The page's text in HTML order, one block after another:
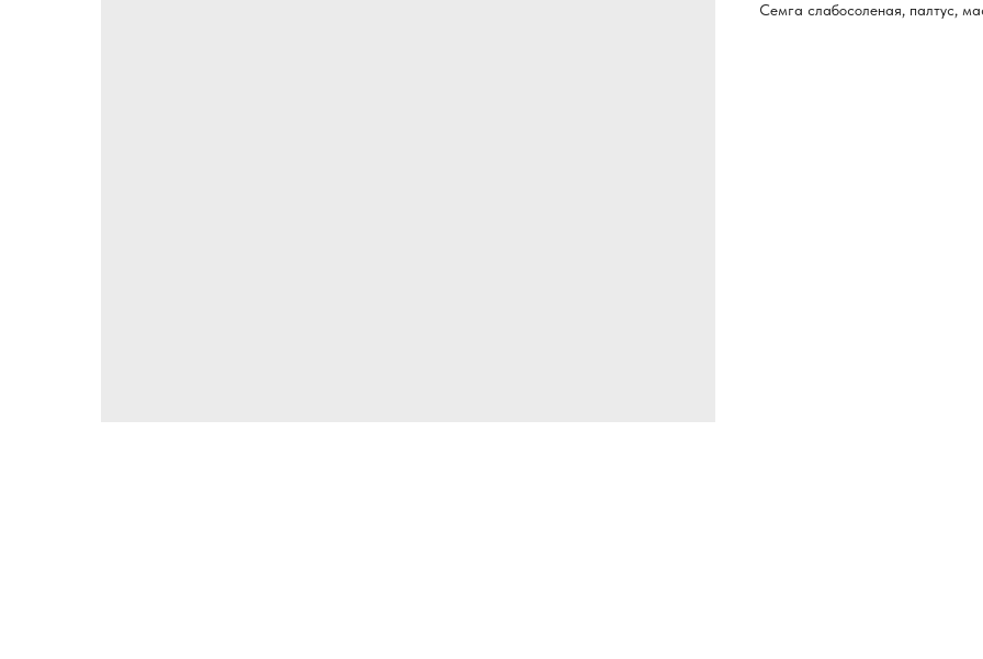
Семга слабосоленая, палтус,